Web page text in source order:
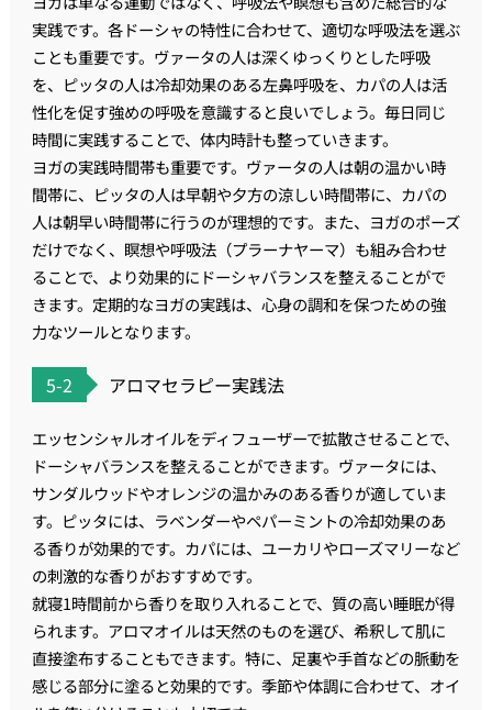
実践です。各ドーシャの特性に合わせて、適切な呼吸法を選ぶ
ことも重要です。ヴァータの人は深くゆっくりとした呼吸
を、ピッタの人は冷却効果のある左鼻呼吸を、カパの人は活
性化を促す強めの呼吸を意識すると良いでしょう。毎日同じ
時間に実践することで、体内時計も整っていきます。
ヨガの実践時間帯も重要です。ヴァータの人は朝の温かい時
間帯に、ピッタの人は早朝や夕方の涼しい時間帯に、カパの
人は朝早い時間帯に行うのが理想的です。また、ヨガのポーズ
だけでなく、瞑想や呼吸法（プラーナヤーマ）も組み合わせ
ることで、より効果的にドーシャバランスを整えることがで
きます。定期的なヨガの実践は、心身の調和を保つための強
力なツールとなります。
5-2 アロマセラピー実践法
エッセンシャルオイルをディフューザーで拡散させることで、
ドーシャバランスを整えることができます。ヴァータには、
サンダルウッドやオレンジの温かみのある香りが適していま
す。ピッタには、ラベンダーやペパーミントの冷却効果のあ
る香りが効果的です。カパには、ユーカリやローズマリーなど
の刺激的な香りがおすすめです。
就寝1時間前から香りを取り入れることで、質の高い睡眠が得
られます。アロマオイルは天然のものを選び、希釈して肌に
直接塗布することもできます。特に、足裏や手首などの脈動を
感じる部分に塗ると効果的です。季節や体調に合わせて、オイ